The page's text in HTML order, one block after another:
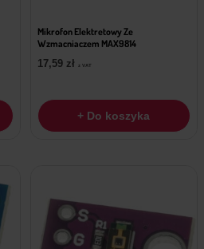
Mikrofon Elektretowy Ze
Wzmacniaczem MAX9814
17,59 zł z VAT
+ Do koszyka